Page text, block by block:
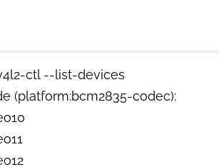
ctl --list-devices
(platform:bcm2835-codec):